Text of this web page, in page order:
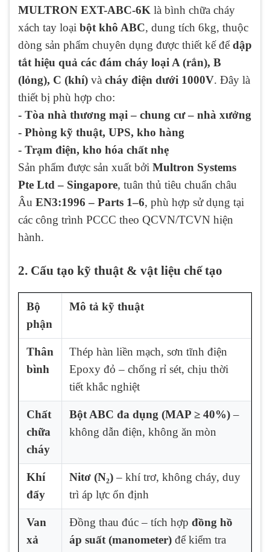
MULTRON EXT-ABC-6K là bình chữa cháy
xách tay loại bột khô ABC, dung tích 6kg, thuộc
dòng sản phẩm chuyên dụng được thiết kế đểdập
tắt hiệu quả các đám cháy loại A (rắn), B
(lỏng), C (khí) và cháy điện dưới 1000V. Đây là
thiết bị phù hợp cho:
- Tòa nhà thương mại – chung cư – nhà xưởng
- Phòng kỹ thuật, UPS, kho hàng
- Trạm điện, kho hóa chất nhẹ
Sản phẩm được sản xuất bởi Multron Systems
Pte Ltd – Singapore, tuân thủ tiêu chuẩn châu
Âu EN3:1996 – Parts 1–6, phù hợp sử dụng tại
các công trình PCCC theo QCVN/TCVN hiện
hành.
2. Cấu tạo kỹ thuật & vật liệu chế tạo
Bộ
phận
Mô tả kỹ thuật
Thân
bình
Thép hàn liền mạch, sơn tĩnh điện
Epoxy đỏ – chống rỉ sét, chịu thời
tiết khắc nghiệt
Chất
chữa
cháy
Bột ABC đa dụng (MAP ≥ 40%)–
không dẫn điện, không ăn mòn
Khí
đẩy
Nitơ (N₂)– khí trơ, không cháy, duy
trì áp lực ổn định
Van
xả
Đồng thau đúc – tích hợp đồng hồ
áp suất (manometer) để kiểm tra